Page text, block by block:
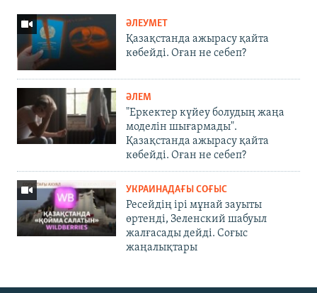
ӘЛЕУМЕТ
Қазақстанда ажырасу қайта
көбейді. Оған не себеп?
ӘЛЕМ
"Еркектер күйеу болудың жаңа
моделін шығармады".
Қазақстанда ажырасу қайта
көбейді. Оған не себеп?
УКРАИНАДАҒЫ СОҒЫС
Ресейдің ірі мұнай зауыты
өртенді, Зеленский шабуыл
жалғасады дейді. Соғыс
жаңалықтары